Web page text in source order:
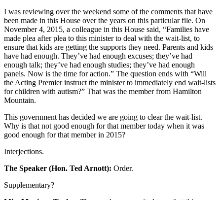
I was reviewing over the weekend some of the comments that have
been made in this House over the years on this particular file. On
November 4, 2015, a colleague in this House said, “Families have
made plea after plea to this minister to deal with the wait-list, to
ensure that kids are getting the supports they need. Parents and kids
have had enough. They’ve had enough excuses; they’ve had
enough talk; they’ve had enough studies; they’ve had enough
panels. Now is the time for action.” The question ends with “Will
the Acting Premier instruct the minister to immediately end wait-lists
for children with autism?” That was the member from Hamilton
Mountain.
This government has decided we are going to clear the wait-list.
Why is that not good enough for that member today when it was
good enough for that member in 2015?
Interjections.
The Speaker (Hon. Ted Arnott): Order.
Supplementary?